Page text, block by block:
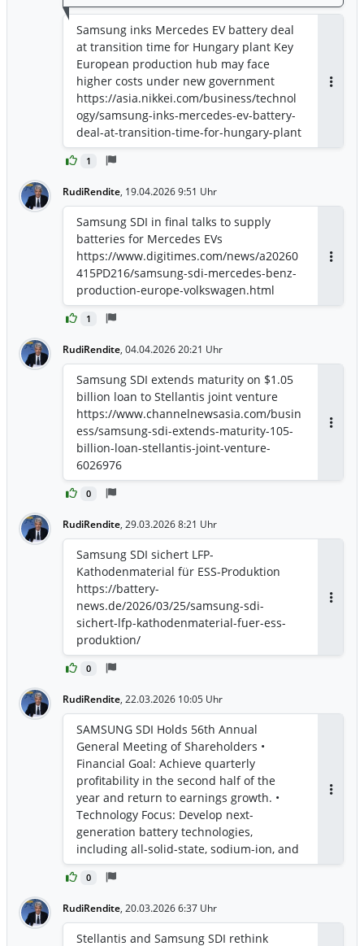
1
Samsung inks Mercedes EV battery deal
at transition time for Hungary plant Key
European production hub may face
higher costs under new government
https://asia.nikkei.com/business/technol
ogy/samsung-inks-mercedes-ev-battery-
deal-at-transition-time-for-hungary-plant
RudiRendite, 19.04.2026 9:51 Uhr
1
Samsung SDI in final talks to supply
batteries for Mercedes EVs
https://www.digitimes.com/news/a20260
415PD216/samsung-sdi-mercedes-benz-
production-europe-volkswagen.html
RudiRendite, 04.04.2026 20:21 Uhr
0
Samsung SDI extends maturity on $1.05
billion loan to Stellantis joint venture
https://www.channelnewsasia.com/busin
ess/samsung-sdi-extends-maturity-105-
billion-loan-stellantis-joint-venture-
6026976
RudiRendite, 29.03.2026 8:21 Uhr
0
Samsung SDI sichert LFP-
Kathodenmaterial für ESS-Produktion
https://battery-
news.de/2026/03/25/samsung-sdi-
sichert-lfp-kathodenmaterial-fuer-ess-
produktion/
RudiRendite, 22.03.2026 10:05 Uhr
0
SAMSUNG SDI Holds 56th Annual
General Meeting of Shareholders •
Financial Goal: Achieve quarterly
profitability in the second half of the
year and return to earnings growth. •
Technology Focus: Develop next-
generation battery technologies,
including all-solid-state, sodium-ion, and
lithium-l batteries, and expand into LFP
and Mid-Ni battery products. • Business
beyond EVs and ESS to include robotics
and other applications, expanding the
RudiRendite, 20.03.2026 6:37 Uhr
Stellantis and Samsung SDI rethink